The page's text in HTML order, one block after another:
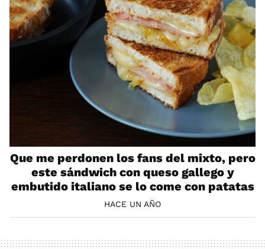
Que me perdonen los fans del mixto, pero
este sándwich con queso gallego y
embutido italiano se lo come con patatas
HACE UN AÑO